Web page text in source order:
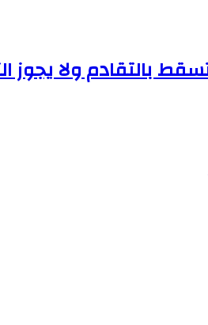
بالتقادم ولا يجوز